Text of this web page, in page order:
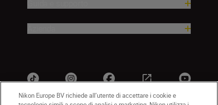
Nikon Europe BV richiede all’utente di accettare i cookie e